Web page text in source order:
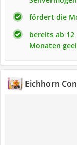
fördert die
bereits ab 12
Monaten
Eichhorn